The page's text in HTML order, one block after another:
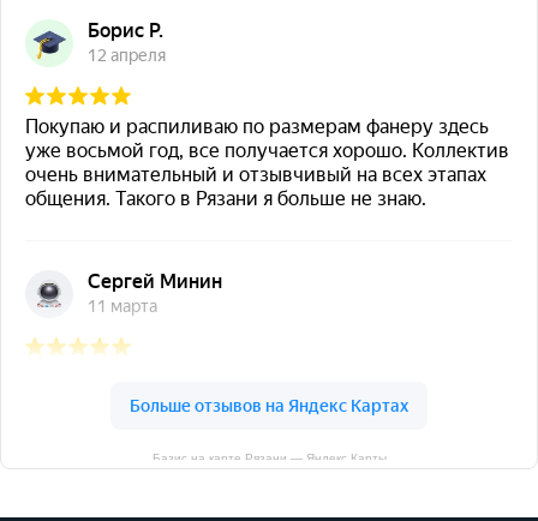
Базис на карте Рязани — Яндекс Карты